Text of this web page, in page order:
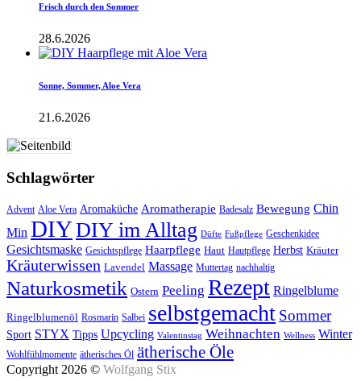
Frisch durch den Sommer
28.6.2026
Sonne, Sommer, Aloe Vera
21.6.2026
Schlagwörter
Advent Aloe Vera Aromaküche Aromatherapie Badesalz Bewegung Chin
Min DIYDIY im Alltag Düfte Fußpflege Geschenkidee
Gesichtsmaske Gesichtspflege Haarpflege Haut Hautpflege Herbst Kräuter
Kräuterwissen Lavendel Massage Muttertag nachhaltig
Naturkosmetik Ostern Peeling Rezept Ringelblume
Ringelblumenöl Rosmarin Salbei selbstgemacht Sommer
Sport STYX Tipps Upcycling Valentinstag Weihnachten Wellness Winter
Wohlfühlmomente ätherisches Öl ätherische Öle
Copyright 2026 © Wolfgang Stix